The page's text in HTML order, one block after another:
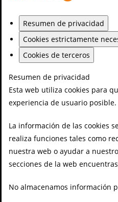
Resumen de privacidad
Cookies estrictamente
Cookies de terceros
Resumen de privacidad
Esta web utiliza cookies para
experiencia de usuario posible.
La información de las cookies
realiza funciones tales como
nuestra web o ayudar a
secciones de la web
No almacenamos información